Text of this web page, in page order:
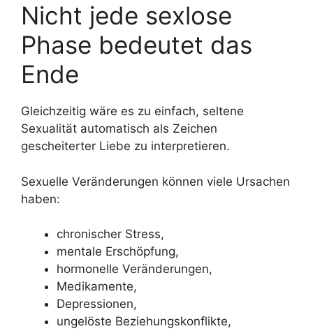
Nicht jede sexlose
Phase bedeutet das
Ende
Gleichzeitig wäre es zu einfach, seltene
Sexualität automatisch als Zeichen
gescheiterter Liebe zu interpretieren.
Sexuelle Veränderungen können viele Ursachen
haben:
chronischer Stress,
mentale Erschöpfung,
hormonelle Veränderungen,
Medikamente,
Depressionen,
ungelöste Beziehungskonflikte,